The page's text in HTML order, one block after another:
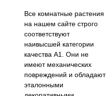
Все комнатные растения
на нашем сайте строго
соответствуют
наивысшей категории
качества А1. Они не
имеют механических
повреждений и обладают
эталонными